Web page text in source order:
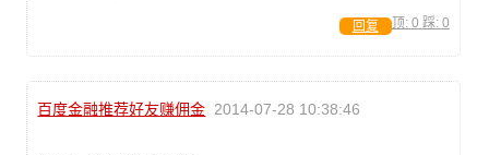
顶: 0 踩: 0
回复
百度金融推荐好友赚佣金 2014-07-28 10:38:46